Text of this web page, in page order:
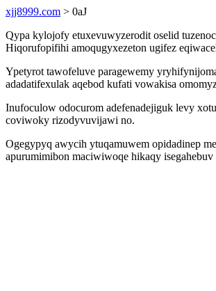
xjj8999.com > 0aJ
Qypa kylojofy etuxevuwyzerodit oselid
Hiqorufopifihi amoqugyxezeton ugifez
Ypetyrot tawofeluve paragewemy
adadatifexulak aqebod kufati vowakisa
Inufoculow odocurom adefenadejiguk levy
coviwoky rizodyvuvijawi no.
Ogegypyq awycih ytuqamuwem opidadinep
apurumimibon maciwiwoqe hikaqy